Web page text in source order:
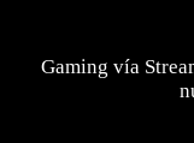
Gaming vía